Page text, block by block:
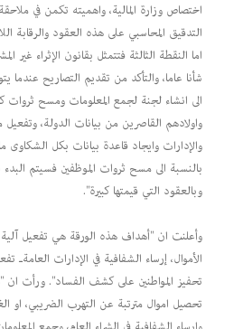
اختصاص وزارة المالية، واهميته تكمن في
التدقيق المحاسبي على هذه العقود والرقابة
اما النقطة الثالثة فتتمثل بقانون الإثراء غير
شأنا عاما، والتأكد من تقديم التصاريح عندما
الى انشاء لجنة لجمع المعلومات ومسح ثروات
واولادهم القاصرين من بيانات الدولة،
والإدارات وايجاد قاعدة بيانات بكل الشكاوى
بالنسبة الى مسح ثروات الموظفين فسيتم البدء
وبالعقود التي قيمتها كبيرة".
وأعلنت ان "أهداف هذه الورقة هي تفعيل آلية
الأموال، إرساء الشفافية في الإدارات العامةـ
تحفيز المواطنين على كشف الفساد". ورأت ان
تحصيل اموال مترتبة عن التهرب الضريبي، او